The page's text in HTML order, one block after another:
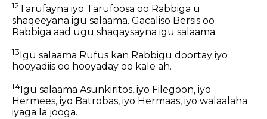
12Tarufayna iyo Tarufoosa oo Rabbiga u
shaqeeyana igu salaama. Gacaliso Bersis oo
Rabbiga aad ugu shaqaysayna igu salaama.
13Igu salaama Rufus kan Rabbigu doortay iyo
hooyadiis oo hooyaday oo kale ah.
14 Igu salaama Asunkiritos, iyo Filegoon, iyo
Hermees, iyo Batrobas, iyo Hermaas, iyo walaalaha
iyaga la jooga.